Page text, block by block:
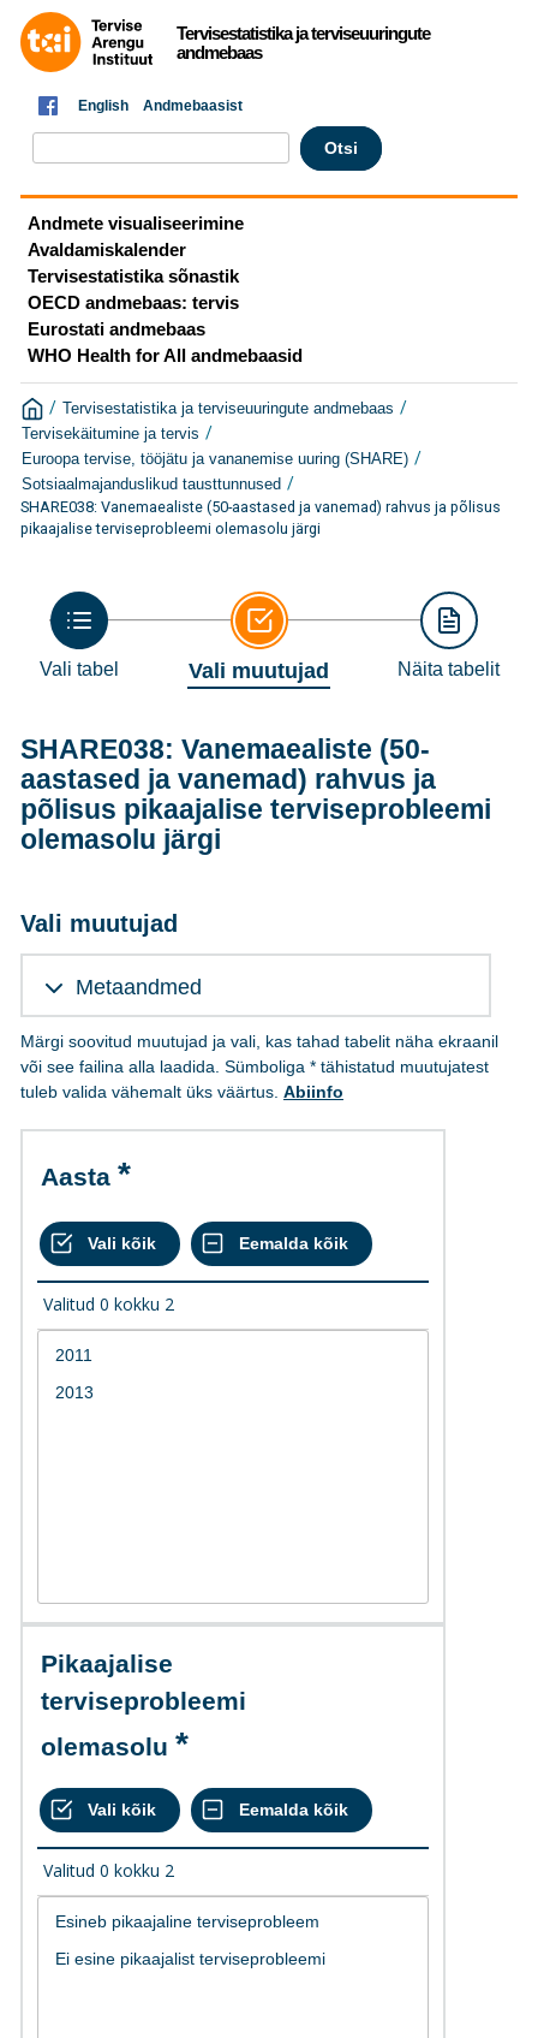
Tervisestatistika ja terviseuuringute
andmebaas
English Andmebaasist
Andmete visualiseerimine
Avaldamiskalender
Tervisestatistika sõnastik
OECD andmebaas: tervis
Eurostati andmebaas
WHO Health for All andmebaasid
/ Tervisestatistika ja terviseuuringute andmebaas /
Tervisekäitumine ja tervis /
Euroopa tervise, tööjätu ja vananemise uuring (SHARE) /
Sotsiaalmajanduslikud tausttunnused /
SHARE038: Vanemaealiste (50-aastased ja vanemad) rahvus ja põlisus
pikaajalise terviseprobleemi olemasolu järgi
Vali tabel Vali muutujad Näita tabelit
SHARE038: Vanemaealiste (50-
aastased ja vanemad) rahvus ja
põlisus pikaajalise terviseprobleemi
olemasolu järgi
Vali muutujad
Metaandmed
Märgi soovitud muutujad ja vali, kas tahad tabelit näha ekraanil
või see failina alla laadida. Sümboliga * tähistatud muutujatest
tuleb valida vähemalt üks väärtus. Abiinfo
Aasta
Valitud 0 kokku 2
Pikaajalise
terviseprobleemi
olemasolu
Valitud 0 kokku 2